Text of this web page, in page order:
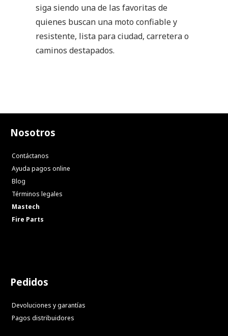
siga siendo una de las favoritas de
quienes buscan una moto confiable y
resistente, lista para ciudad, carretera o
caminos destapados.
Nosotros
Contáctanos
Ayuda pagos online
Blog
Términos legales
Mastech
Fire Parts
Pedidos
Devoluciones y garantías
Pagos distribuidores